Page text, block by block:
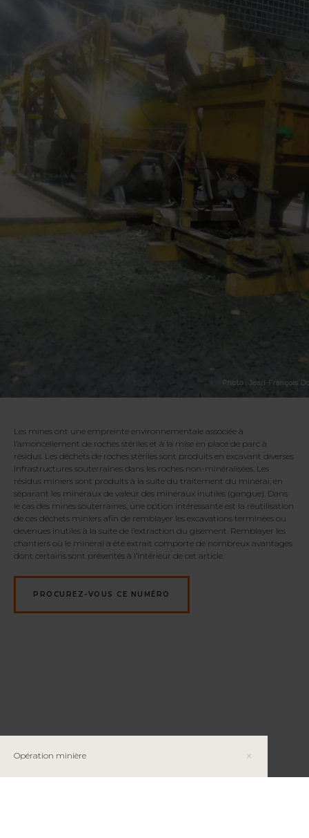
Opération minière
Les mines ont une empreinte environnementale associée à
l’amoncellement de roches stériles et à la mise en place de parc à
résidus. Les déchets de roches stériles sont produits en excavant diverses
infrastructures souterraines dans les roches non-minéralisées. Les
résidus miniers sont produits à la suite du traitement du minerai, en
séparant les minéraux de valeur des minéraux inutiles (gangue). Dans
le cas des mines souterraines, une option intéressante est la réutilisation
de ces déchets miniers afin de remblayer les excavations terminées ou
devenues inutiles à la suite de l’extraction du gisement. Remblayer les
chantiers où le minerai a été extrait comporte de nombreux avantages
dont certains sont présentés à l’intérieur de cet article.
PROCUREZ-VOUS CE NUMÉRO